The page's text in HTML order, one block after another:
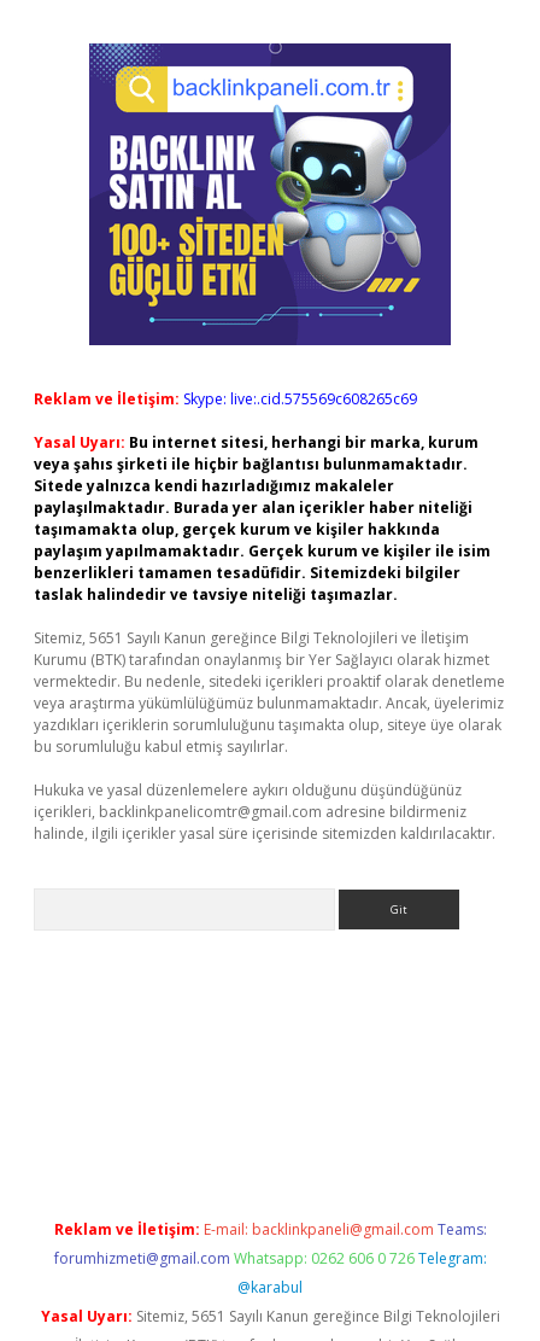
Reklam ve İletişim: Skype: live:.cid.575569c608265c69
Yasal Uyarı: Bu internet sitesi, herhangi bir marka, kurum
veya şahıs şirketi ile hiçbir bağlantısı bulunmamaktadır.
Sitede yalnızca kendi hazırladığımız makaleler
paylaşılmaktadır. Burada yer alan içerikler haber niteliği
taşımamakta olup, gerçek kurum ve kişiler hakkında
paylaşım yapılmamaktadır. Gerçek kurum ve kişiler ile isim
benzerlikleri tamamen tesadüfidir. Sitemizdeki bilgiler
taslak halindedir ve tavsiye niteliği taşımazlar.
Sitemiz, 5651 Sayılı Kanun gereğince Bilgi Teknolojileri ve İletişim
Kurumu (BTK) tarafından onaylanmış bir Yer Sağlayıcı olarak hizmet
vermektedir. Bu nedenle, sitedeki içerikleri proaktif olarak denetleme
veya araştırma yükümlülüğümüz bulunmamaktadır. Ancak, üyelerimiz
yazdıkları içeriklerin sorumluluğunu taşımakta olup, siteye üye olarak
bu sorumluluğu kabul etmiş sayılırlar.
Hukuka ve yasal düzenlemelere aykırı olduğunu düşündüğünüz
içerikleri, backlinkpanelicomtr@gmail.com adresine bildirmeniz
halinde, ilgili içerikler yasal süre içerisinde sitemizden kaldırılacaktır.
Reklam ve İletişim: E-mail: backlinkpaneli@gmail.com Teams:
forumhizmeti@gmail.com Whatsapp: 0262 606 0 726 Telegram:
@karabul
Yasal Uyarı: Sitemiz, 5651 Sayılı Kanun gereğince Bilgi Teknolojileri